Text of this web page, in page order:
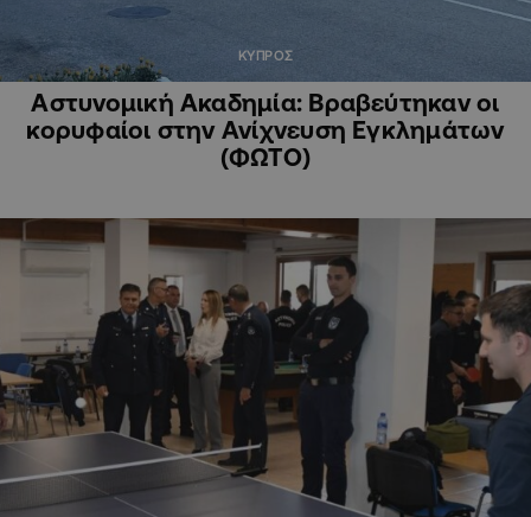
ΚΥΠΡΟΣ
Αστυνομική Ακαδημία: Βραβεύτηκαν οι
κορυφαίοι στην Ανίχνευση Εγκλημάτων
(ΦΩΤΟ)